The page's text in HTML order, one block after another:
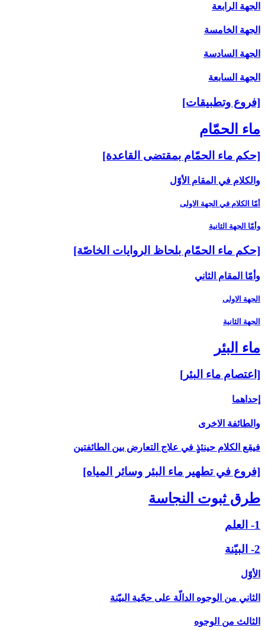
الجهة الرابعة
الجهة الخامسة
الجهة السادسة
الجهة السابعة
[فروع وتطبيقات‏]
ماء الحمّام‏
[حكم ماء الحمّام بمقتضى القاعدة]
والكلام في المقام الأوّل‏
أمّا الكلام في الجهة الاولى‏
وأمّا الجهة الثانية
[حكم ماء الحمّام بلحاظ الروايات الخاصّة]
وأمّا المقام الثاني‏
الجهة الاولى
الجهة الثانية
ماء البئر
[اعتصام ماء البئر]
إحداهما
والطائفة الاخرى‏
فيقع الكلام حينئذٍ في علاج التعارض بين الطائفتين
[فروع في تطهير ماء البئر وسائر المياه‏]
طرق ثبوت النجاسة
1- العلم
2- البيّنة
الأوّل
الثاني من الوجوه الدالّة على حجّية البيّنة
الثالث من الوجوه